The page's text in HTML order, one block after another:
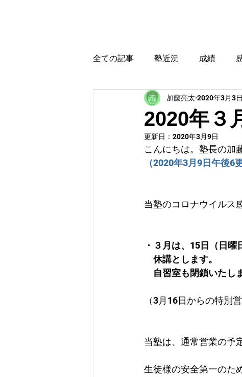
全ての記事 塾近況 成績
育児・教育本感想 受験に役立
2020年３
加藤亮太 2020年3月3日
更新日： 2020年3月9日
こんにちは。塾長の加
（2020年3月9日午後6
当塾のコロナウイルス
・３月は、15日（日曜
休講とします。
自習室も閉鎖いたし
（3月16日からの特別
当塾は、通常営業の予
生徒様の安全第一のた